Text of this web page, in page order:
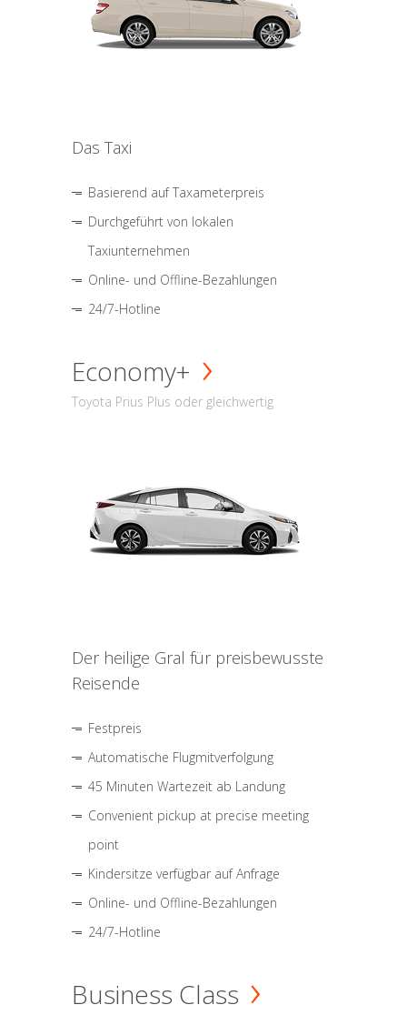
Das Taxi
Basierend auf Taxameterpreis
Durchgeführt von lokalen
Taxiunternehmen
Online- und Offline-Bezahlungen
24/7-Hotline
Economy+
Toyota Prius Plus oder gleichwertig
Der heilige Gral für preisbewusste
Reisende
Festpreis
Automatische Flugmitverfolgung
45 Minuten Wartezeit ab Landung
Convenient pickup at precise meeting
point
Kindersitze verfügbar auf Anfrage
Online- und Offline-Bezahlungen
24/7-Hotline
Business Class